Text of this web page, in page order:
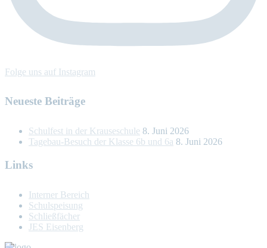
Folge uns auf Instagram
Neueste Beiträge
Schulfest in der Krauseschule 8. Juni 2026
Tagebau-Besuch der Klasse 6b und 6a 8. Juni 2026
Links
Interner Bereich
Schulspeisung
Schließfächer
JES Eisenberg